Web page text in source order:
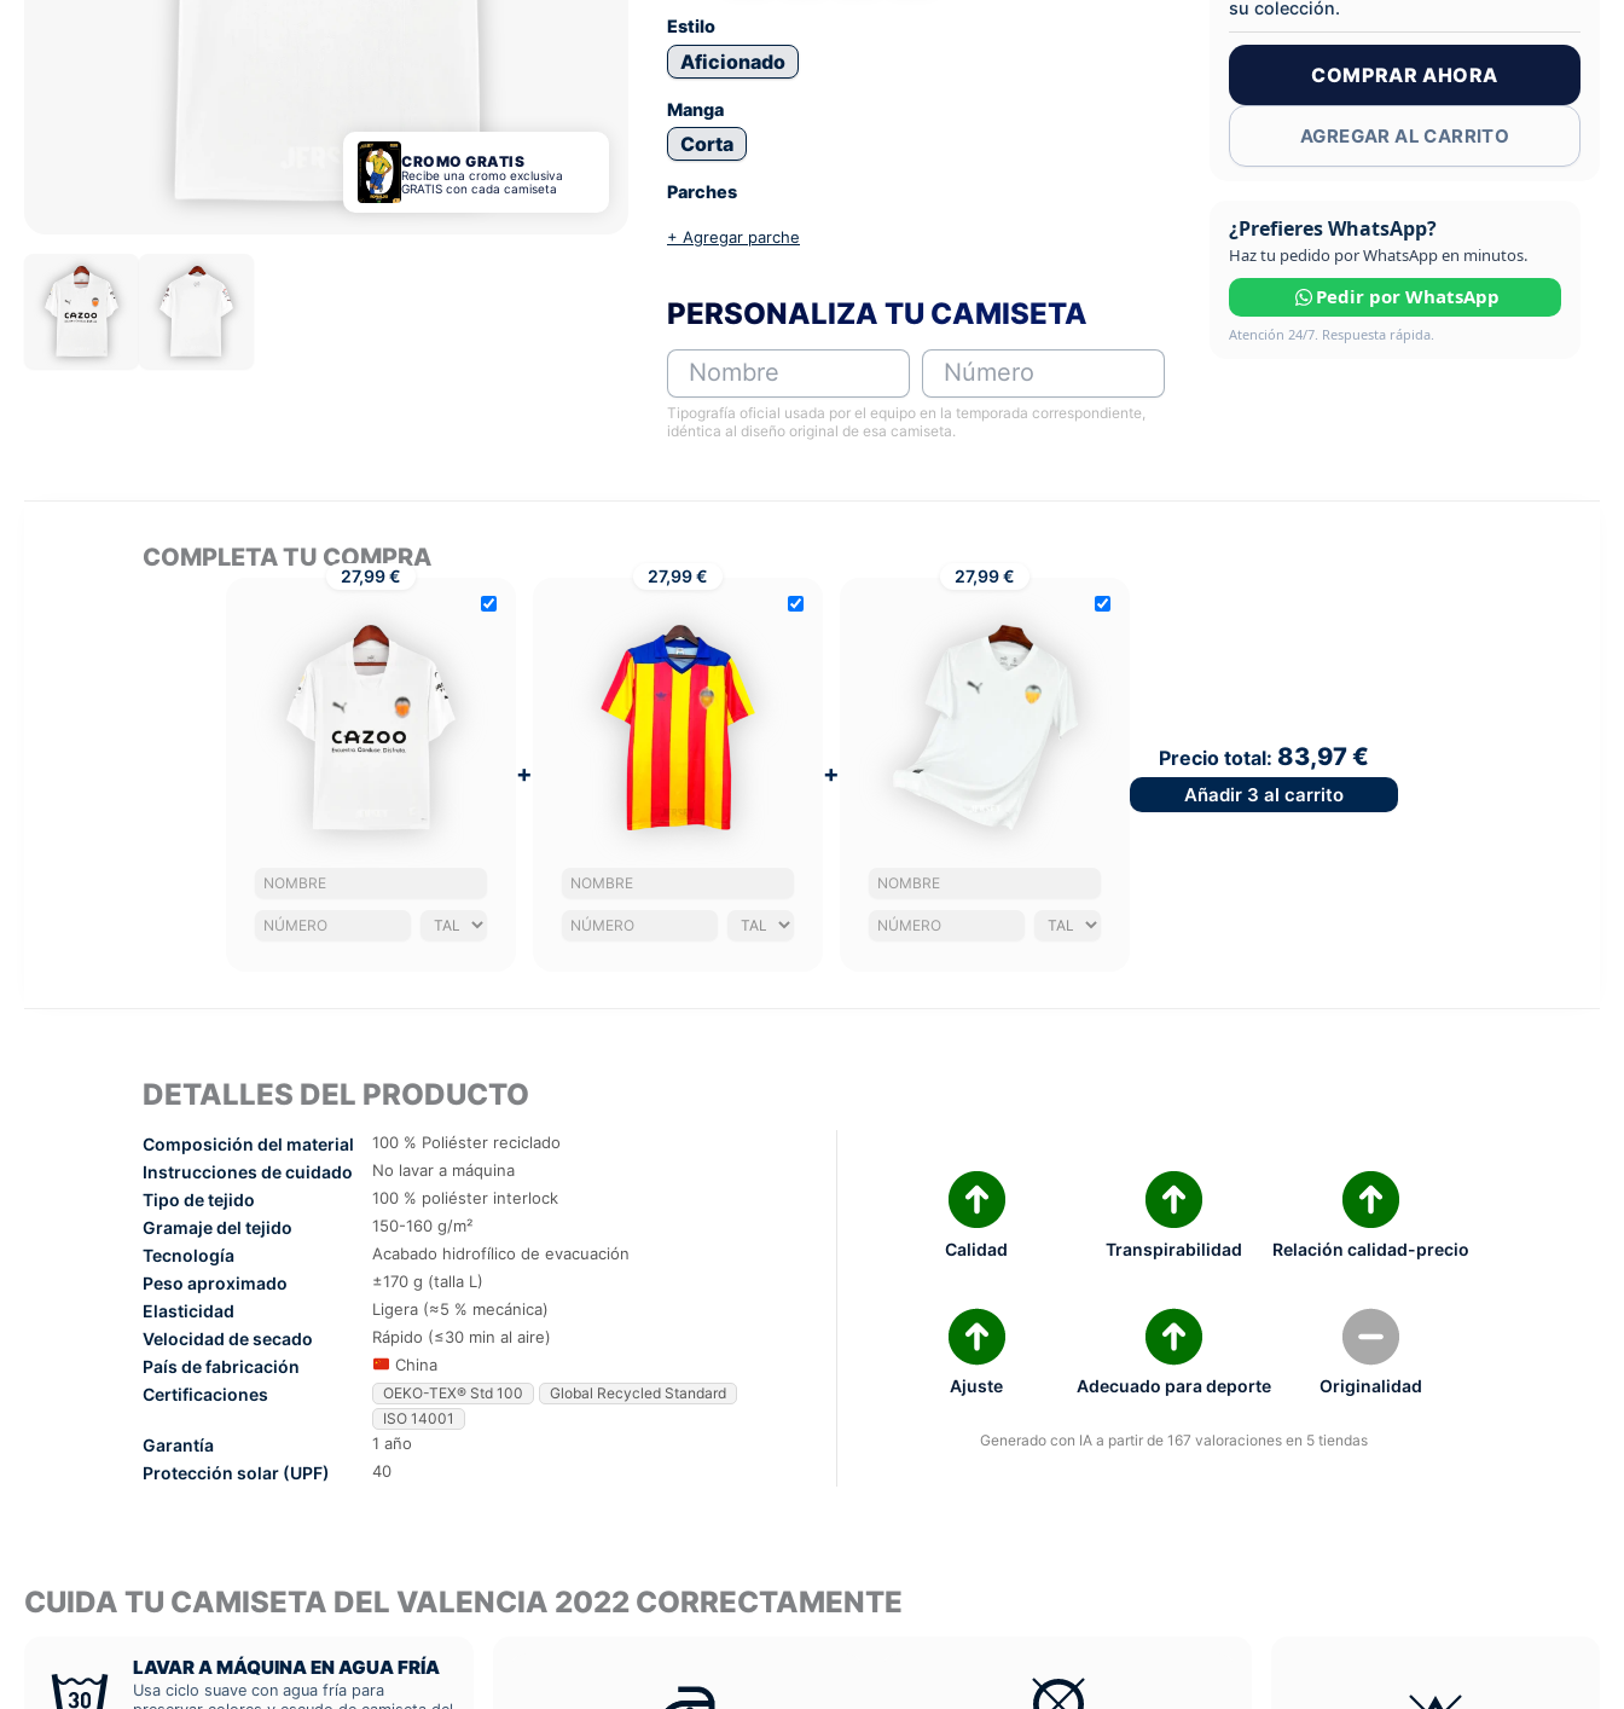
CROMO GRATIS
Recibe una cromo exclusiva
GRATIS con cada camiseta
Estilo
Aficionado
Manga
Corta
Parches
+ Agregar parche
PERSONALIZA TU CAMISETA
Nombre Número
Tipografía oficial usada por el equipo en la temporada correspondiente,
idéntica al diseño original de esa camiseta.
su colección.
COMPRAR AHORA
AGREGAR AL CARRITO
¿Prefieres WhatsApp?
Haz tu pedido por WhatsApp en minutos.
Pedir por WhatsApp
Atención 24/7. Respuesta rápida.
COMPLETA TU COMPRA
27,99 €
+
27,99 €
+
27,99 €
Precio total: 83,97 €
Añadir 3 al carrito
DETALLES DEL PRODUCTO
Composición del material 100 % Poliéster reciclado
Instrucciones de cuidado No lavar a máquina
Tipo de tejido 100 % poliéster interlock
Gramaje del tejido 150-160 g/m²
Tecnología Acabado hidrofílico de evacuación
Peso aproximado ±170 g (talla L)
Elasticidad Ligera (≈5 % mecánica)
Velocidad de secado Rápido (≤30 min al aire)
País de fabricación China
Certificaciones OEKO-TEX® Std 100
Global Recycled Standard
ISO 14001
Garantía 1 año
Protección solar (UPF) 40
Calidad Transpirabilidad Relación calidad-precio
Ajuste Adecuado para deporte Originalidad
Generado con IA a partir de 167 valoraciones en 5 tiendas
CUIDA TU CAMISETA DEL VALENCIA 2022 CORRECTAMENTE
LAVAR A MÁQUINA EN AGUA FRÍA
Usa ciclo suave con agua fría para